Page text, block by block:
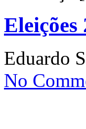
Eleições
Eduardo
No